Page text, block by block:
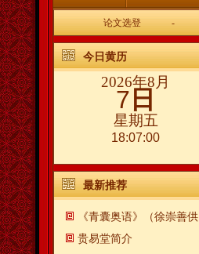
论文选登 -
今日黄历
2026年8月
7 日
星期五
18:07:00
最新推荐
《青囊奥语》（徐崇善供
贵易堂简介